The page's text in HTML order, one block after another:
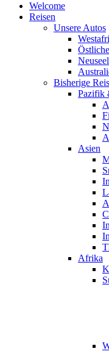
Welcome
Reisen
Unsere Autos
Bisherige
Pazifik
Asien
Afrika